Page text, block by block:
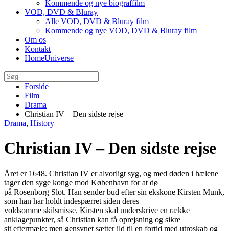
Kommende og nye biograffilm
VOD, DVD & Bluray
Alle VOD, DVD & Bluray film
Kommende og nye VOD, DVD & Bluray film
Om os
Kontakt
HomeUniverse
Forside
Film
Drama
Christian IV – Den sidste rejse
Drama, History
Christian IV – Den sidste rejse
Året er 1648. Christian IV er alvorligt syg, og med døden i hælene
tager den syge konge mod København for at dø
på Rosenborg Slot. Han sender bud efter sin ekskone Kirsten Munk,
som han har holdt indespærret siden deres
voldsomme skilsmisse. Kirsten skal underskrive en række
anklagepunkter, så Christian kan få oprejsning og sikre
sit eftermæle; men gensynet sætter ild til en fortid med utroskab og